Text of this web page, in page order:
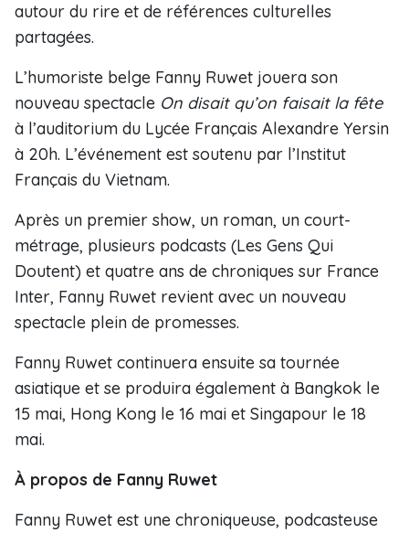
autour du rire et de références culturelles
partagées.
L’humoriste belge Fanny Ruwet jouera son
nouveau spectacle On disait qu’on faisait la fête
à l’auditorium du Lycée Français Alexandre Yersin
à 20h. L’événement est soutenu par l’Institut
Français du Vietnam.
Après un premier show, un roman, un court-
métrage, plusieurs podcasts (Les Gens Qui
Doutent) et quatre ans de chroniques sur France
Inter, Fanny Ruwet revient avec un nouveau
spectacle plein de promesses.
Fanny Ruwet continuera ensuite sa tournée
asiatique et se produira également à Bangkok le
15 mai, Hong Kong le 16 mai et Singapour le 18
mai.
À propos de Fanny Ruwet
Fanny Ruwet est une chroniqueuse, podcasteuse